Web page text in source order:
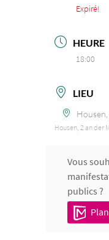
Expiré!
HEURE
18:00
LIEU
Housen, 2 an der
Vous
publics ?